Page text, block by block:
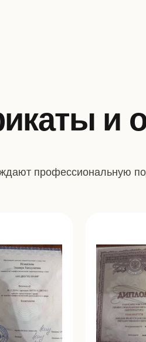
и
профессиональную